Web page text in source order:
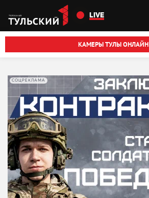
Перейти к основному содержанию
LIVE
КАМЕРЫ ТУЛЫ ОНЛАЙН
СОЦРЕКЛАМА